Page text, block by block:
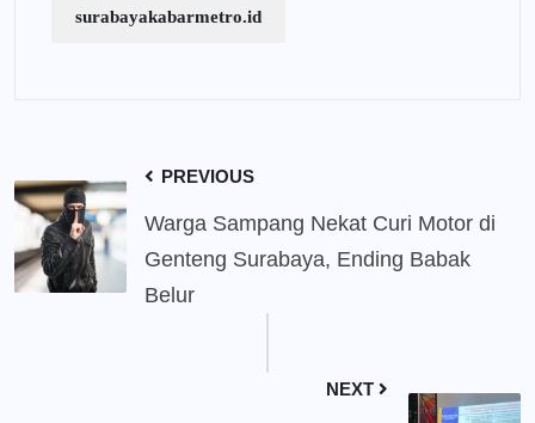
surabayakabarmetro.id
PREVIOUS
Warga Sampang Nekat Curi Motor di
Genteng Surabaya, Ending Babak
Belur
NEXT